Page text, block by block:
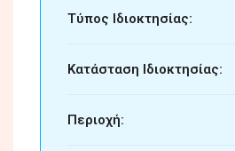
Τύπος Ιδιοκτησίας:
Κατάσταση Ιδιοκτησίας:
Περιοχή: